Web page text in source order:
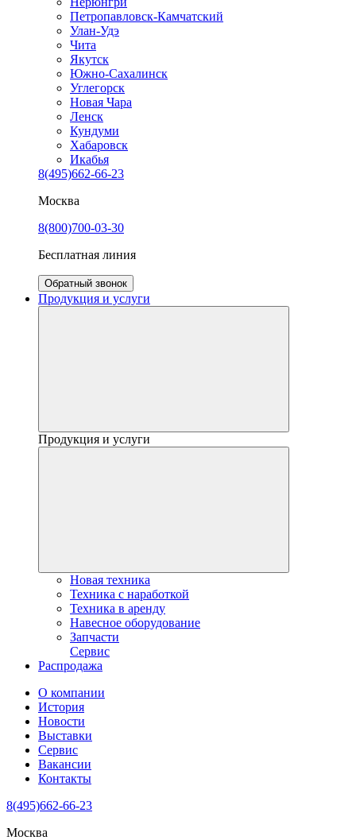
Петропавловск-Камчатский
Улан-Удэ
Чита
Якутск
Южно-Сахалинск
Углегорск
Новая Чара
Ленск
Кундуми
Хабаровск
Икабья
8(495)662-66-23
Москва
8(800)700-03-30
Бесплатная линия
Обратный звонок
Продукция и услуги
Продукция и услуги
Новая техника
Техника с наработкой
Техника в аренду
Навесное оборудование
Запчасти
Сервис
Распродажа
О компании
История
Новости
Выставки
Сервис
Вакансии
Контакты
8(495)662-66-23
Москва